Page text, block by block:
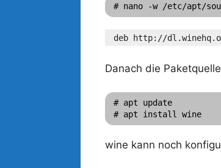
# nano -w /etc/apt/
deb http://
Danach die
# apt update
# apt install wine
wine kann noch